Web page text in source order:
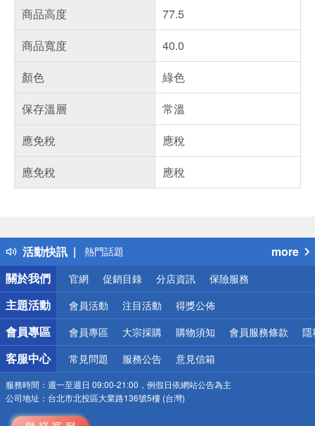
商品高度
77.5
商品寬度
40.0
顏色
綠色
保存溫層
常溫
應免稅
應稅
應免稅
應稅
活動快訊
得獎公告
熱門話題
銀行優惠
偏遠地區配送
詐騙網頁！請小心！
more
關於我們
官網 促銷目錄 分店資訊 保險服務
主題活動 會員活動 注目活動 得獎公佈
會員專區 會員專區 大宗採購 購物須知 會員服務條款 隱
客服中心 常見問題 服務公告 意見信箱
服務時間： 週一至週日 09:00-21:00，例假日依網站公告為主
公司地址： 台北市北投區大業路136號5樓 (台灣)